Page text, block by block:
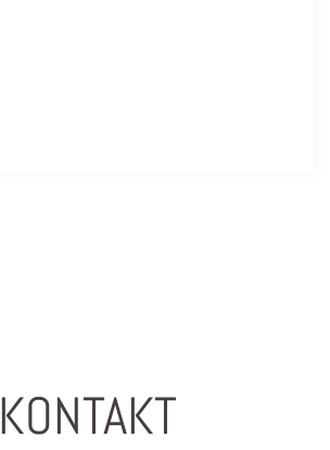
KONTAKT